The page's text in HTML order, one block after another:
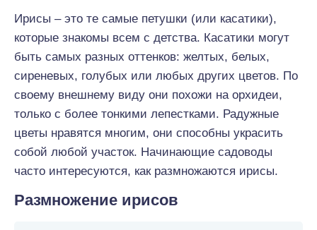
Ирисы – это те самые петушки (или касатики),
которые знакомы всем с детства. Касатики могут
быть самых разных оттенков: желтых, белых,
сиреневых, голубых или любых других цветов. По
своему внешнему виду они похожи на орхидеи,
только с более тонкими лепестками. Радужные
цветы нравятся многим, они способны украсить
собой любой участок. Начинающие садоводы
часто интересуются, как размножаются ирисы.
Размножение ирисов